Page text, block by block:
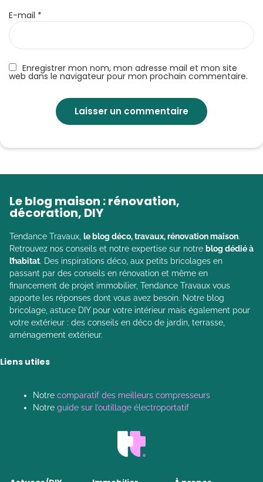
Enregistrer mon nom, mon adresse mail et mon site
web dans le navigateur pour mon prochain commentaire.
E-mail *
Le blog maison : rénovation,
décoration, DIY
Tendance Travaux, le blog déco, travaux, rénovation maison.
Retrouvez nos conseils et notre expertise sur notre blog dédié à
l’habitat. Des inspirations déco, aux petits bricolages en
passant par des conseils en rénovation et même en
financement de projet immobilier, Tendance Travaux vous
apporte les réponses dont vous avez besoin. Notre blog
bricolage, astuce DIY pour votre intérieur mais également pour
votre extérieur : des conseils en déco de jardin, terrasse,
aménagement extérieur.
Liens utiles
Notre comparatif des meilleurs compresseurs
Notre guide sur l’outillage électroportatif